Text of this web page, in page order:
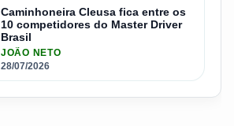
Caminhoneira Cleusa fica entre os
10 competidores do Master Driver
Brasil
JOÃO NETO
28/07/2026